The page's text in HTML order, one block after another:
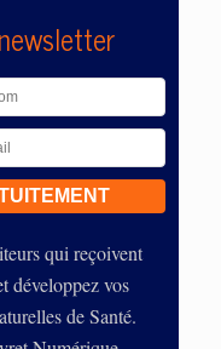
qui reçoivent
développez vos
de Santé.